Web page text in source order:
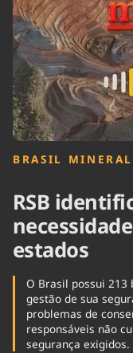
Ciência &
Tecnologia
Cinema
BRASIL MINERAL
RSB
estados
O Brasil possui
gestão de sua
problemas de
responsáveis não
segurança exigidos.